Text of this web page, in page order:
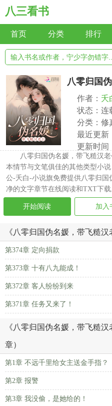
八三看书
首页 分类 排行
八零归国
作者： 夭
状态：连
分类：修
最近更新
更新时间
八零归国伪名媛，带飞糙汉
本情节与文笔俱佳的其他类型小
公-夭白-小说旗免费提供八零归
净的文字章节在线阅读和TXT下载
开始阅读 加入
《八零归国伪名媛，带飞糙
第374章 定向捐款
第373章 十有八九能成！
第372章 客人纷纷到来
第371章 任务又来了！
《八零归国伪名媛，带飞糙
章）
第1章 不远千里给女主送金手指？
第2章 报警
第3章 我没偷，是她给的！